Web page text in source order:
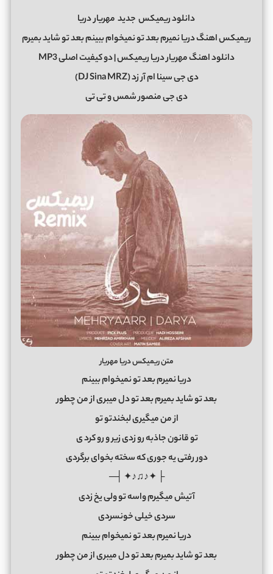
دانلود ریمیکس جدید مهریاردریا
ریمیکس اهنگ دریا نمیرم بعد تو نمیخوام ببینم بعد تو شاید بمیرم
دانلود اهنگ مهریار دریا ریمیکس | دو کیفیت اصلی MP3
دی جی سینا ام آر زد (DJ Sina MRZ)
دی جی منصور شمس و تی تی
متن ریمیکس دریا مهریار
دریا نمیرم بعد تو نمیخوام ببینم
بعد تو شاید بمیرم بعد تو دل میبری از من چطور
از من میگیری لبخندتو تو
تو قانون جاذبه رو زدی زیر و رو کردی
دور رفتی یه جوری که سخته بخوای برگردی
├ ✦♪♫♪✦ ┤─
آتیش میگیرم واسه تو ولی یخ زدی
سردی خیلی خونسردی
دریا نمیرم بعد تو نمیخوام ببینم
بعد تو شاید بمیرم بعد تو دل میبری از من چطور